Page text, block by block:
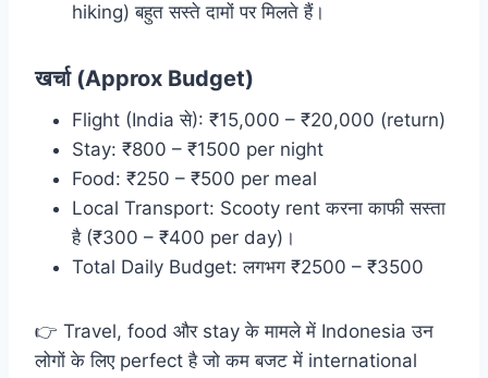
hiking) बहुत सस्ते दामों पर मिलते हैं।
खर्चा (Approx Budget)
Flight (India से): ₹15,000 – ₹20,000 (return)
Stay: ₹800 – ₹1500 per night
Food: ₹250 – ₹500 per meal
Local Transport: Scooty rent करना काफी सस्ता
है (₹300 – ₹400 per day)।
Total Daily Budget: लगभग ₹2500 – ₹3500
👉 Travel, food और stay के मामले में Indonesia उन
लोगों के लिए perfect है जो कम बजट में international